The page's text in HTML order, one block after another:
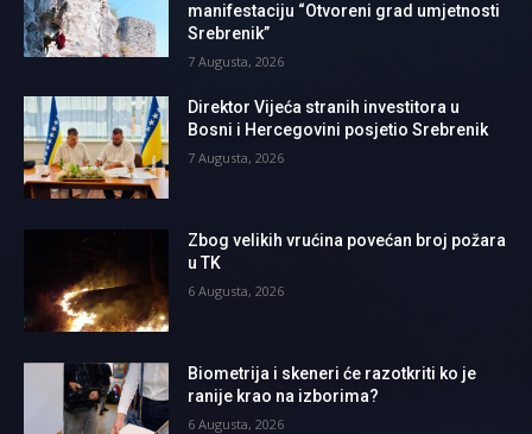
manifestaciju “Otvoreni grad umjetnosti
Srebrenik”
7 Augusta, 2026
Direktor Vijeća stranih investitora u
Bosni i Hercegovini posjetio Srebrenik
7 Augusta, 2026
Zbog velikih vrućina povećan broj požara
u TK
6 Augusta, 2026
Biometrija i skeneri će razotkriti ko je
ranije krao na izborima?
6 Augusta, 2026